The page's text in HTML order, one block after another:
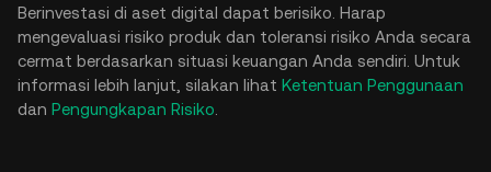
Berinvestasi di aset digital dapat berisiko. Harap
mengevaluasi risiko produk dan toleransi risiko Anda secara
cermat berdasarkan situasi keuangan Anda sendiri. Untuk
informasi lebih lanjut, silakan lihat Ketentuan Penggunaan
dan Pengungkapan Risiko.